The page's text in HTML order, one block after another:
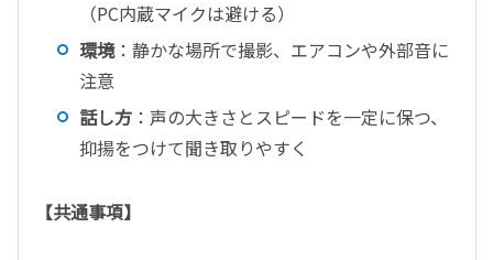
（PC内蔵マイクは避ける）
環境：静かな場所で撮影、エアコンや外部音に
注意
話し方 ：声の大きさとスピードを一定に保つ、
抑揚をつけて聞き取りやすく
【共通事項】